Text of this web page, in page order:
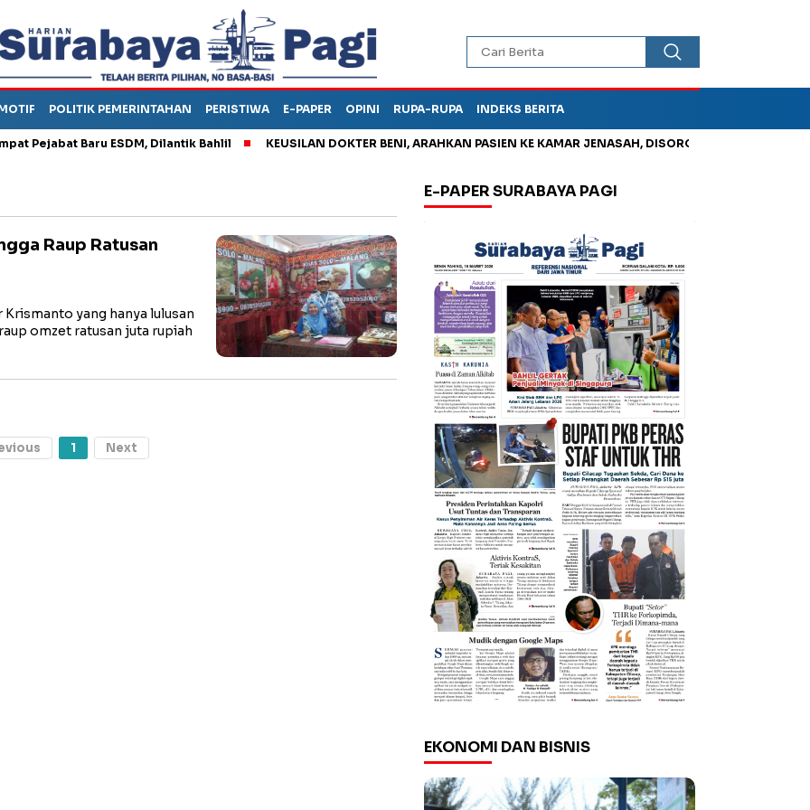
POLITIK PEMERINTAHAN PERISTIWA E-PAPER OPINI RUPA-RUPA INDEKS BERITA
Baru ESDM, Dilantik Bahlil KEUSILAN DOKTER BENI, ARAHKAN PASIEN KE KAMAR JENASAH, DISOROT
Raup Ratusan
Krismanto yang hanya lulusan
omzet ratusan juta rupiah
1 Next
E-PAPER SURABAYA PAGI
EKONOMI DAN BISNIS